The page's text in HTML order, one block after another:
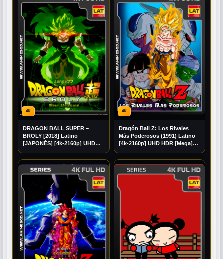
4K
DRAGON BALL SUPER –
BROLY [2018] Latino
[JAPONÉS] [4k-2160p] UHD
4K
Dragón Ball Z: Los Rivales
Más Poderosos (1991) Latino
[4k-2160p] UHD HDR [Mega]